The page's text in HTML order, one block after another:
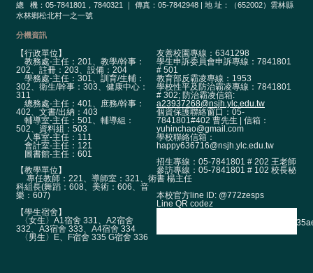
學
術
位
辦
學
成
果
涯
輔
導
招
總
機：05-7841801，7840321 ｜ 傳真：05-7842948 | 地 址：（652002）雲林縣
水林鄉松北村一之一號
分機資訊
【行政單位】
教務處-主任：201、教學/幹事：
202、註冊：203、設備：204
學務處-主任：301、訓育/生輔：
302、衛生/幹事：303、健康中心：
311
總務處-主任：401、庶務/幹事：
402、文書/出納：403
輔導室-主任：501、輔導組：
502、資料組：503
人事室-主任：111
會計室-主任：121
圖書館-主任：601
【教學單位】
專任教師：221、導師室：321、術
科組長(舞蹈：608、美術：606、音
樂：607)
【學生宿舍】
〈女生〉A1宿舍 331、A2宿舍
332、A3宿舍 333、A4宿舍 334
〈男生〉E、F宿舍 335 G宿舍 336
友善校園專線：6341298
學生申訴委員會申訴專線：7841801
# 501
教育部反霸凌專線：1953
學校性平及防治霸凌專線：7841801
# 302; 防治霸凌信箱:
a23937268@nsjh.ylc.edu.tw
個資保護聯絡窗口：05-
7841801#402 曹先生 | 信箱：
yuhinchao@gmail.com
學校聯絡信箱：
happy636716@nsjh.ylc.edu.tw
招生專線：05-7841801 # 202 王老師
參訪專線：05-7841801 # 102 校長秘
書 楊主任
本校官方line ID: @772zesps
Line QR codez